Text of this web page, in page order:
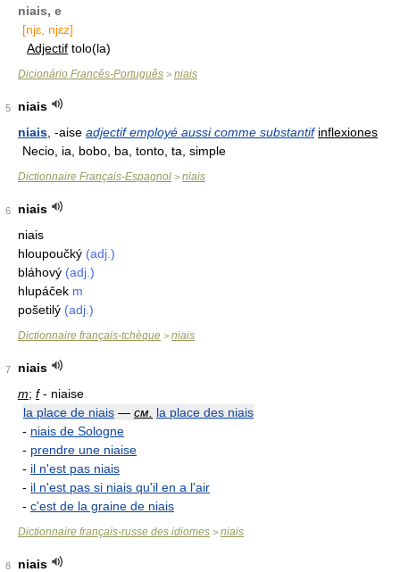
niais, e
[njɛ, njɛz]
Adjectif tolo(la)
Dicionário Francês-Português > niais
5
niais
niais , -aise adjectif employé aussi comme substantif inflexiones
Necio, ia, bobo, ba, tonto, ta, simple
Dictionnaire Français-Espagnol > niais
6
niais
niais
hloupoučký (adj.)
bláhový (adj.)
hlupáček m
pošetilý (adj.)
Dictionnaire français-tchèque > niais
7
niais
m; f- niaise
la place de niais — см. la place des niais
- niais de Sologne
- prendre une niaise
- il n'est pas niais
- il n'est pas si niais qu'il en a l'air
- c'est de la graine de niais
Dictionnaire français-russe des idiomes > niais
8
niais